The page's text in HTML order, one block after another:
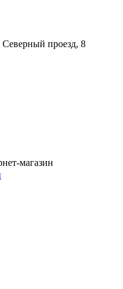
Северный проезд, 8
магазин